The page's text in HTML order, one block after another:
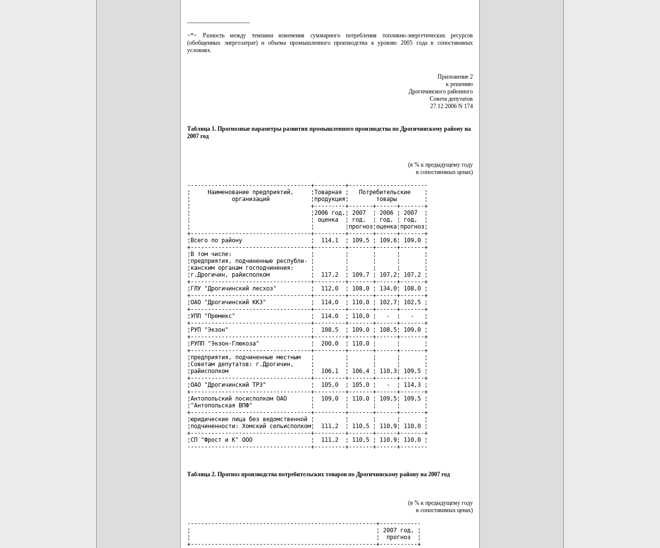
--------------------------------
<*> Разность между темпами изменения суммарного потребления топливно-энергетических ресурсов
(обобщенных энергозатрат) и объема промышленного производства к уровню 2005 года в сопоставимых
условиях.
Приложение 2
к решению
Дрогичинского районного
Совета депутатов
27.12.2006 N 174
Таблица 1. Прогнозные параметры развития промышленного производства по Дрогичинскому району на
2007 год
(в % к предыдущему году
в сопоставимых ценах)
------------------------------------+---------+-----------------------
¦     Наименование предприятий,     ¦Товарная ¦   Потребительские    ¦
¦            организаций            ¦продукция¦        товары        ¦
¦                                   +---------+-------+------+-------+
¦                                   ¦2006 год,¦ 2007  ¦ 2006 ¦ 2007  ¦
¦                                   ¦ оценка  ¦ год,  ¦ год, ¦ год,  ¦
¦                                   ¦         ¦прогноз¦оценка¦прогноз¦
+-----------------------------------+---------+-------+------+-------+
¦Всего по району                    ¦  114,1  ¦ 109,5 ¦ 109,6¦ 109,0 ¦
+-----------------------------------+---------+-------+------+-------+
¦В том числе:                       ¦         ¦       ¦      ¦       ¦
¦предприятия, подчиненные республи- ¦         ¦       ¦      ¦       ¦
¦канским органам господчинения:     ¦         ¦       ¦      ¦       ¦
¦г.Дрогичин, райисполком            ¦  117,2  ¦ 109,7 ¦ 107,2¦ 107,2 ¦
+-----------------------------------+---------+-------+------+-------+
¦ГЛУ "Дрогичинский лесхоз"          ¦  112,0  ¦ 108,0 ¦ 134,0¦ 108,0 ¦
+-----------------------------------+---------+-------+------+-------+
¦ОАО "Дрогичинский ККЗ"             ¦  114,0  ¦ 110,0 ¦ 102,7¦ 102,5 ¦
+-----------------------------------+---------+-------+------+-------+
¦УПП "Премикс"                      ¦  114,0  ¦ 110,0 ¦   -  ¦   -   ¦
+-----------------------------------+---------+-------+------+-------+
¦РУП "Экзон"                        ¦  108,5  ¦ 109,0 ¦ 108,5¦ 109,0 ¦
+-----------------------------------+---------+-------+------+-------+
¦РУПП "Экзон-Глюкоза"               ¦  200,0  ¦ 110,0 ¦      ¦       ¦
+-----------------------------------+---------+-------+------+-------+
¦предприятия, подчиненные местным   ¦         ¦       ¦      ¦       ¦
¦Советам депутатов: г.Дрогичин,     ¦         ¦       ¦      ¦       ¦
¦райисполком                        ¦  106,1  ¦ 106,4 ¦ 110,3¦ 109,5 ¦
+-----------------------------------+---------+-------+------+-------+
¦ОАО "Дрогичинский ТРЗ"             ¦  105,0  ¦ 105,0 ¦   -  ¦ 114,3 ¦
+-----------------------------------+---------+-------+------+-------+
¦Антопольский посисполком ОАО       ¦  109,0  ¦ 110,0 ¦ 109,5¦ 109,5 ¦
¦"Антопольская ВПФ"                 ¦         ¦       ¦      ¦       ¦
+-----------------------------------+---------+-------+------+-------+
¦юридические лица без ведомственной ¦         ¦       ¦      ¦       ¦
¦подчиненности: Хомский сельисполком¦  111,2  ¦ 110,5 ¦ 110,9¦ 110,0 ¦
+-----------------------------------+---------+-------+------+-------+
¦СП "Фрост и К" ООО                 ¦  111,2  ¦ 110,5 ¦ 110,9¦ 110,0 ¦
------------------------------------+---------+-------+------+--------
Таблица 2. Прогноз производства потребительских товаров по Дрогичинскому району на 2007 год
(в % к предыдущему году
в сопоставимых ценах)
-------------------------------------------------------+------------
¦                                                      ¦ 2007 год, ¦
¦                                                      ¦  прогноз  ¦
+------------------------------------------------------+-----------+